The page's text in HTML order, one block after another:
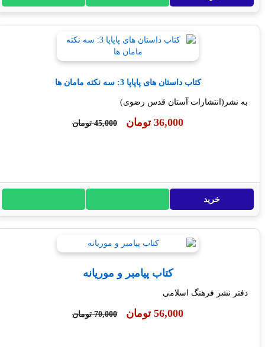
کتاب داستان های پاپاپا 3: سه نکته مامان ها
آستان قدس رضوی)
36,000 تومان 45,000 تومان
کتاب پیامبر و موریانه
نشر فرهنگ اسلامی
56,000 تومان 70,000 تومان